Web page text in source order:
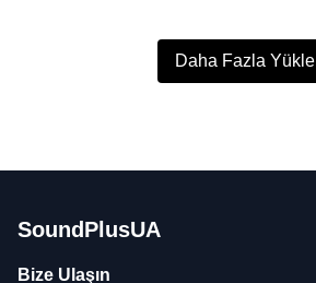
Daha Fazla Yükle
SoundPlusUA
Bize Ulaşın